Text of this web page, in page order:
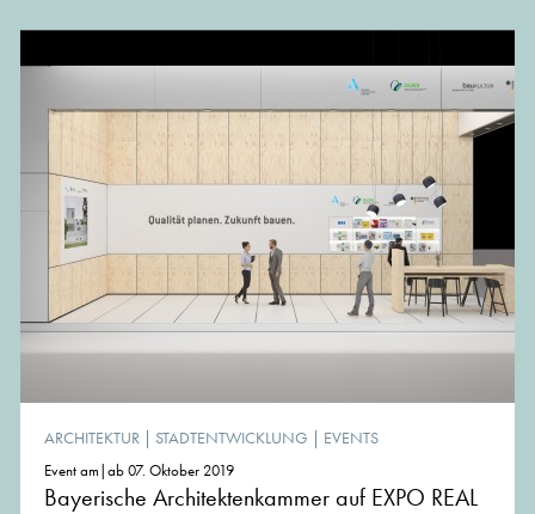
ARCHITEKTUR | STADTENTWICKLUNG | EVENTS
Event am|ab 07. Oktober 2019
Bayerische Architektenkammer auf EXPO REAL